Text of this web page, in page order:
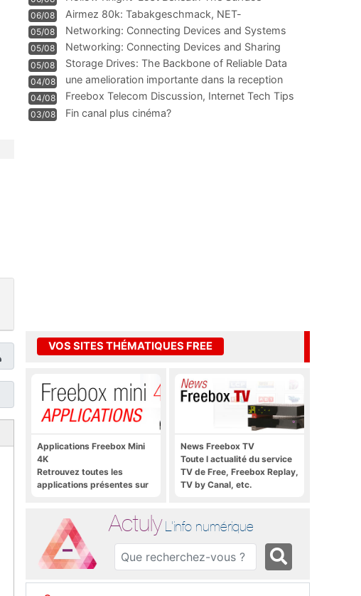
06/08
Airmez 80k: Tabakgeschmack, NET-
Technologie und Leistung im
05/08 Networking: Connecting Devices and Systems
05/08
Networking: Connecting Devices and Sharing
Information
05/08
Storage Drives: The Backbone of Reliable Data
Management
04/08
une amelioration importante dans la reception
WIFI
04/08
Freebox Telecom Discussion, Internet Tech Tips
Communi
03/08 Fin canal plus cinéma?
VOS SITES THÉMATIQUES FREE
Applications Freebox Mini
4K
Retrouvez toutes les
applications présentes sur
News Freebox TV
Toute l actualité du service
TV de Free, Freebox Replay,
TV by Canal, etc.
Actuly L'info numérique